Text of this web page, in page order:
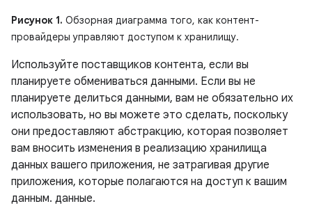
Рисунок 1. Обзорная диаграмма того, как контент-
провайдеры управляют доступом к хранилищу.
Используйте поставщиков контента, если вы
планируете обмениваться данными. Если вы не
планируете делиться данными, вам не обязательно их
использовать, но вы можете это сделать, поскольку
они предоставляют абстракцию, которая позволяет
вам вносить изменения в реализацию хранилища
данных вашего приложения, не затрагивая другие
приложения, которые полагаются на доступ к вашим
данным. данные.